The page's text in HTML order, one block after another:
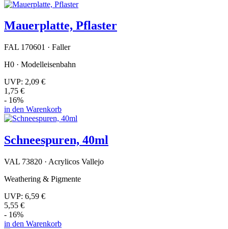
Mauerplatte, Pflaster
FAL 170601 · Faller
H0 · Modelleisenbahn
UVP: 2,09 €
1,75 €
- 16%
in den Warenkorb
Schneespuren, 40ml
VAL 73820 · Acrylicos Vallejo
Weathering & Pigmente
UVP: 6,59 €
5,55 €
- 16%
in den Warenkorb